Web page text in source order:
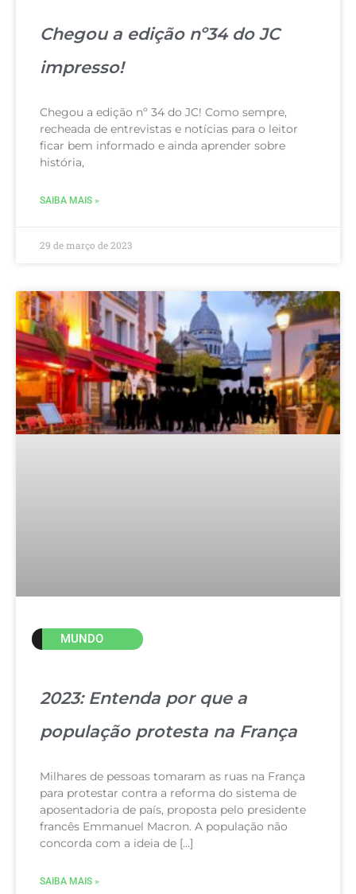
Chegou a edição nº34 do JC
impresso!
Chegou a edição nº 34 do JC! Como sempre,
recheada de entrevistas e notícias para o leitor
ficar bem informado e ainda aprender sobre
história,
SAIBA MAIS »
29 de março de 2023
MUNDO
2023: Entenda por que a
população protesta na França
Milhares de pessoas tomaram as ruas na França
para protestar contra a reforma do sistema de
aposentadoria de país, proposta pelo presidente
francês Emmanuel Macron. A população não
concorda com a ideia de […]
SAIBA MAIS »